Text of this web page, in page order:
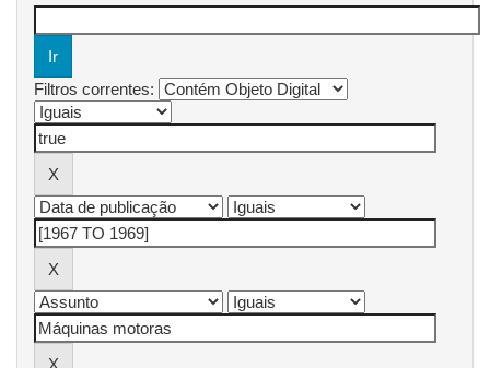
Filtros correntes: